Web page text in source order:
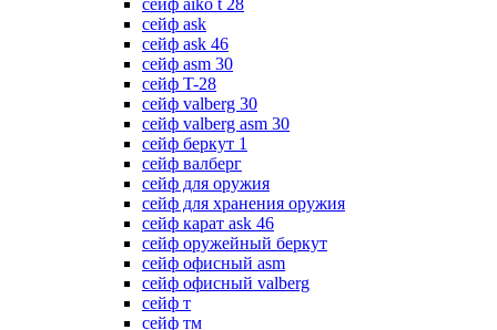
сейф aiko t 28
сейф ask
сейф ask 46
сейф asm 30
сейф T-28
сейф valberg 30
сейф valberg asm 30
сейф беркут 1
сейф валберг
сейф для оружия
сейф для хранения оружия
сейф карат ask 46
сейф оружейный беркут
сейф офисный asm
сейф офисный valberg
сейф т
сейф тм